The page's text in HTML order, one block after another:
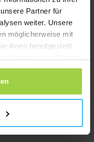
Partner für
weiter. Unsere
möglicherweise mit
ihnen bereitgestellt